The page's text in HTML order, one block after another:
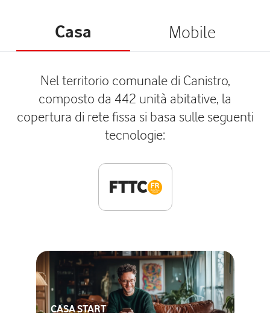
Casa Mobile
Nel territorio comunale di Canistro,
composto da 442 unità abitative, la
copertura di rete fissa si basa sulle seguenti
tecnologie:
FTTC
CASA START